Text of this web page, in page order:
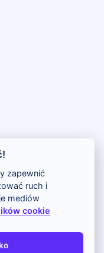
zapewnić
ruch i
mediów
cookie